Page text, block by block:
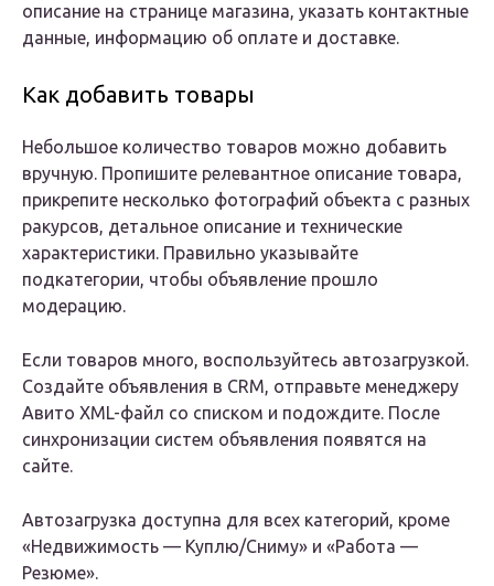
описание на странице магазина, указать контактные
данные, информацию об оплате и доставке.
Как добавить товары
Небольшое количество товаров можно добавить
вручную. Пропишите релевантное описание товара,
прикрепите несколько фотографий объекта с разных
ракурсов, детальное описание и технические
характеристики. Правильно указывайте
подкатегории, чтобы объявление прошло
модерацию.
Если товаров много, воспользуйтесь автозагрузкой.
Создайте объявления в CRM, отправьте менеджеру
Авито XML-файл со списком и подождите. После
синхронизации систем объявления появятся на
сайте.
Автозагрузка доступна для всех категорий, кроме
«Недвижимость — Куплю/Сниму» и «Работа —
Резюме».